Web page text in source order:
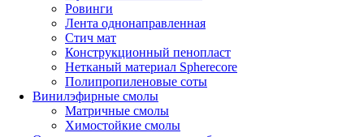
Ровинги
Лента однонаправленная
Стич мат
Конструкционный пенопласт
Нетканый материал Spherecore
Полипропиленовые соты
Винилэфирные смолы
Матричные смолы
Химостойкие смолы